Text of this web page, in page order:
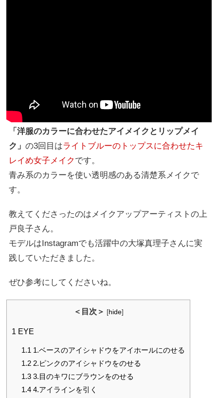
「洋服のカラーに合わせたアイメイクとリップメイ
ク」の3回目はライトブルーのトップスに合わせたキ
レイめ女子メイク です。
青み系のカラーを使い透明感のある清楚系メイクで
す。
教えてくださったのはメイクアップアーティストの上
戸良子さん。
モデルはInstagramでも活躍中の大塚真理子さんに実
践していただきました。
ぜひ参考にしてくださいね。
＜目次＞ [hide]
1 EYE
1.1 1.ベースのアイシャドウをアイホールにのせる
1.22.ピンクのアイシャドウをのせる
1.33.目のキワにブラウンをのせる
1.44.アイラインを引く